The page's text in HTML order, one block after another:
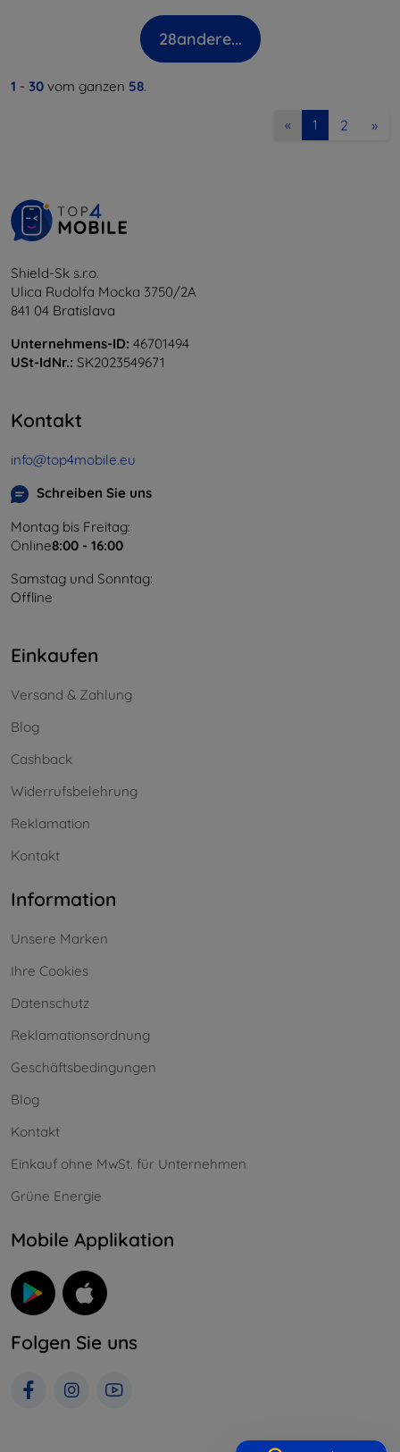
28andere...
1 - 30 vom ganzen 58.
« 1 2 »
Shield-Sk s.r.o.
Ulica Rudolfa Mocka 3750/2A
841 04 Bratislava
Unternehmens-ID: 46701494
USt-IdNr.: SK2023549671
Kontakt
info@top4mobile.eu
Schreiben Sie uns
Montag bis Freitag:
Online8:00 - 16:00
Samstag und Sonntag:
Offline
Einkaufen
Versand & Zahlung
Blog
Cashback
Widerrufsbelehrung
Reklamation
Kontakt
Information
Unsere Marken
Ihre Cookies
Datenschutz
Reklamationsordnung
Geschäftsbedingungen
Blog
Kontakt
Einkauf ohne MwSt. für Unternehmen
Grüne Energie
Mobile Applikation
Folgen Sie uns